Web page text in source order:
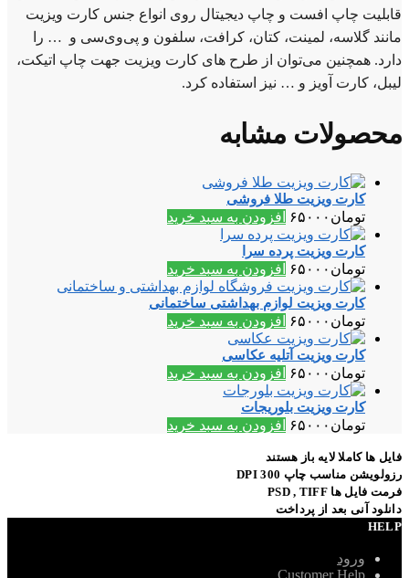
قابلیت چاپ افست و چاپ دیجیتال روی انواع جنس کارت ویزیت
مانند گلاسه، لمینت، کتان، کرافت، سلفون و پی‌وی‌سی و … را
دارد. همچنین می‌توان از طرح های کارت ویزیت جهت چاپ اتیکت،
لیبل، کارت آویز و … نیز استفاده کرد.
محصولات مشابه
کارت ویزیت طلا فروشی
تومان ۶۵۰۰۰ افزودن به سبد خرید
کارت ویزیت پرده سرا
تومان ۶۵۰۰۰ افزودن به سبد خرید
کارت ویزیت لوازم بهداشتی ساختمانی
تومان ۶۵۰۰۰ افزودن به سبد خرید
کارت ویزیت آتلیه عکاسی
تومان ۶۵۰۰۰ افزودن به سبد خرید
کارت ویزیت بلوریجات
تومان ۶۵۰۰۰ افزودن به سبد خرید
فایل ها کاملا لایه باز هستند
رزولویشن مناسب چاپ 300 DPI
فرمت فایل ها PSD , TIFF
دانلود آنی بعد از پرداخت
HELP
ورود
Customer Help